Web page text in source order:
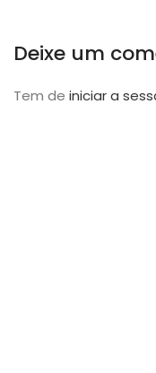
Deixe um
Tem de iniciar a